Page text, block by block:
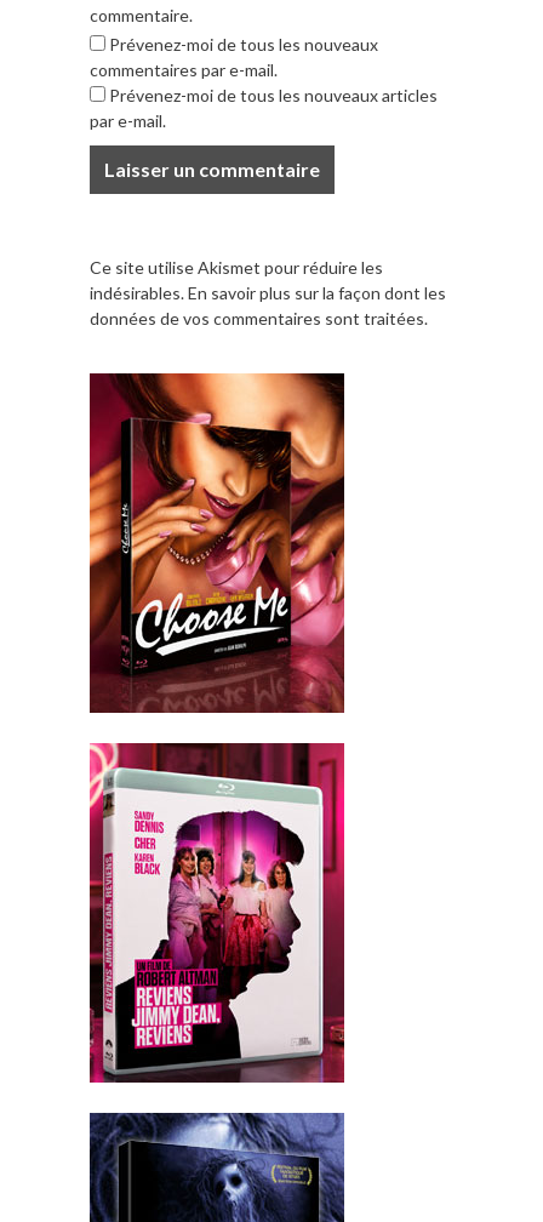
commentaire.
Prévenez-moi de tous les nouveaux
commentaires par e-mail.
Prévenez-moi de tous les nouveaux articles
par e-mail.
Ce site utilise Akismet pour réduire les
indésirables.En savoir plus sur la façon dont les
données de vos commentaires sont traitées.